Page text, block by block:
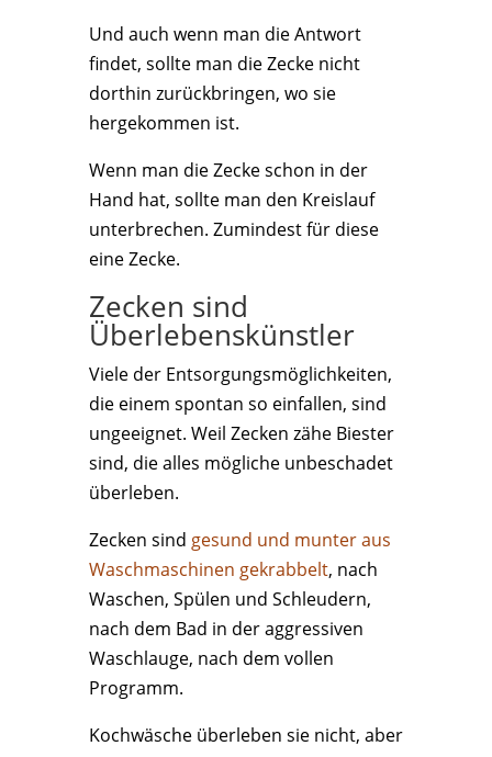
Und auch wenn man die Antwort
findet, sollte man die Zecke nicht
dorthin zurückbringen, wo sie
hergekommen ist.
Wenn man die Zecke schon in der
Hand hat, sollte man den Kreislauf
unterbrechen. Zumindest für diese
eine Zecke.
Zecken sind
Überlebenskünstler
Viele der Entsorgungsmöglichkeiten,
die einem spontan so einfallen, sind
ungeeignet. Weil Zecken zähe Biester
sind, die alles mögliche unbeschadet
überleben.
Zecken sind gesund und munter aus
Waschmaschinen gekrabbelt, nach
Waschen, Spülen und Schleudern,
nach dem Bad in der aggressiven
Waschlauge, nach dem vollen
Programm.
Kochwäsche überleben sie nicht, aber